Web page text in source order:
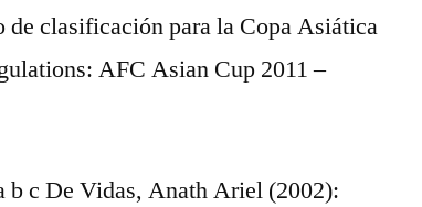
de clasificación para la Copa Asiática
AFC Asian Cup 2011 –
b c De Vidas, Anath Ariel (2002):